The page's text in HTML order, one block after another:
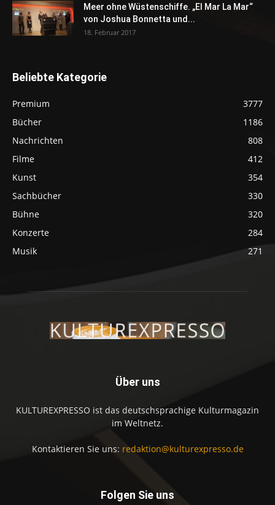
Meer ohne Wüstenschiffe. „El Mar La Mar“
von Joshua Bonnetta und...
18. Februar 2017
Beliebte Kategorie
Premium
3777
Bücher
1186
Nachrichten
808
Filme
412
Kunst
354
Sachbücher
330
Bühne
320
Konzerte
284
Musik
271
Über uns
KULTUREXPRESSO ist das deutschsprachige Kulturmagazin
im Weltnetz.
Kontaktieren Sie uns: redaktion@kulturexpresso.de
Folgen Sie uns